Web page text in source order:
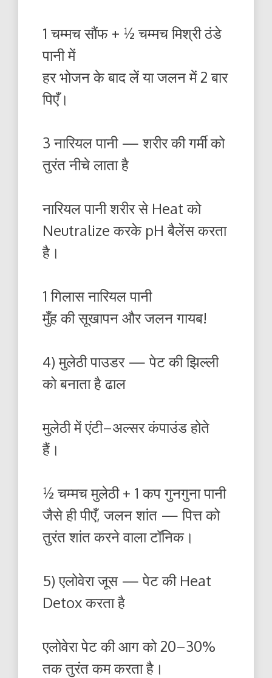
1 चम्मच सौंफ + ½ चम्मच मिश्री ठंडे
पानी में
हर भोजन के बाद लें या जलन में 2 बार
पिएँ।
3 नारियल पानी — शरीर की गर्मी को
तुरंत नीचे लाता है
नारियल पानी शरीर से Heat को
Neutralize करके pH बैलेंस करता
है।
1 गिलास नारियल पानी
मुँह की सूखापन और जलन गायब!
4) मुलेठी पाउडर — पेट की झिल्ली
को बनाता है ढाल
मुलेठी में एंटी–अल्सर कंपाउंड होते
हैं।
½ चम्मच मुलेठी + 1 कप गुनगुना पानी
जैसे ही पीएँ, जलन शांत — पित्त को
तुरंत शांत करने वाला टॉनिक।
5) एलोवेरा जूस — पेट की Heat
Detox करता है
एलोवेरा पेट की आग को 20–30%
तक तुरंत कम करता है।